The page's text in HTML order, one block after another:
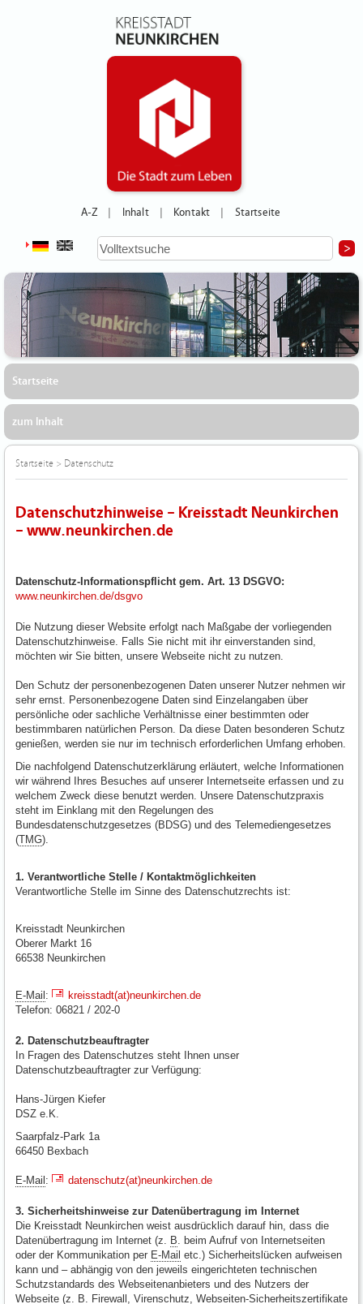
A-Z Inhalt Kontakt Startseite
Startseite
zum Inhalt
Startseite > Datenschutz
Datenschutzhinweise – Kreisstadt Neunkirchen
– www.neunkirchen.de
Datenschutz-Informationspflicht gem. Art. 13 DSGVO:
www.neunkirchen.de/dsgvo
Die Nutzung dieser Website erfolgt nach Maßgabe der vorliegenden
Datenschutzhinweise. Falls Sie nicht mit ihr einverstanden sind,
möchten wir Sie bitten, unsere Webseite nicht zu nutzen.
Den Schutz der personenbezogenen Daten unserer Nutzer nehmen wir
sehr ernst. Personenbezogene Daten sind Einzelangaben über
persönliche oder sachliche Verhältnisse einer bestimmten oder
bestimmbaren natürlichen Person. Da diese Daten besonderen Schutz
genießen, werden sie nur im technisch erforderlichen Umfang erhoben.
Die nachfolgend Datenschutzerklärung erläutert, welche Informationen
wir während Ihres Besuches auf unserer Internetseite erfassen und zu
welchem Zweck diese benutzt werden. Unsere Datenschutzpraxis
steht im Einklang mit den Regelungen des
Bundesdatenschutzgesetzes (BDSG) und des Telemediengesetzes
(TMG).
1. Verantwortliche Stelle / Kontaktmöglichkeiten
Verantwortliche Stelle im Sinne des Datenschutzrechts ist:
Kreisstadt Neunkirchen
Oberer Markt 16
66538 Neunkirchen
E-Mail:
kreisstadt(at)neunkirchen.de
Telefon: 06821 / 202-0
2. Datenschutzbeauftragter
In Fragen des Datenschutzes steht Ihnen unser
Datenschutzbeauftragter zur Verfügung:
Hans-Jürgen Kiefer
DSZ e.K.
Saarpfalz-Park 1a
66450 Bexbach
E-Mail: datenschutz(at)neunkirchen.de
3. Sicherheitshinweise zur Datenübertragung im Internet
Die Kreisstadt Neunkirchen weist ausdrücklich darauf hin, dass die
Datenübertragung im Internet (z. B . beim Aufruf von Internetseiten
oder der Kommunikation per E-Mail etc.) Sicherheitslücken aufweisen
kann und – abhängig von den jeweils eingerichteten technischen
Schutzstandards des Webseitenanbieters und des Nutzers der
Webseite (z. B . Firewall, Virenschutz, Webseiten-Sicherheitszertifikate